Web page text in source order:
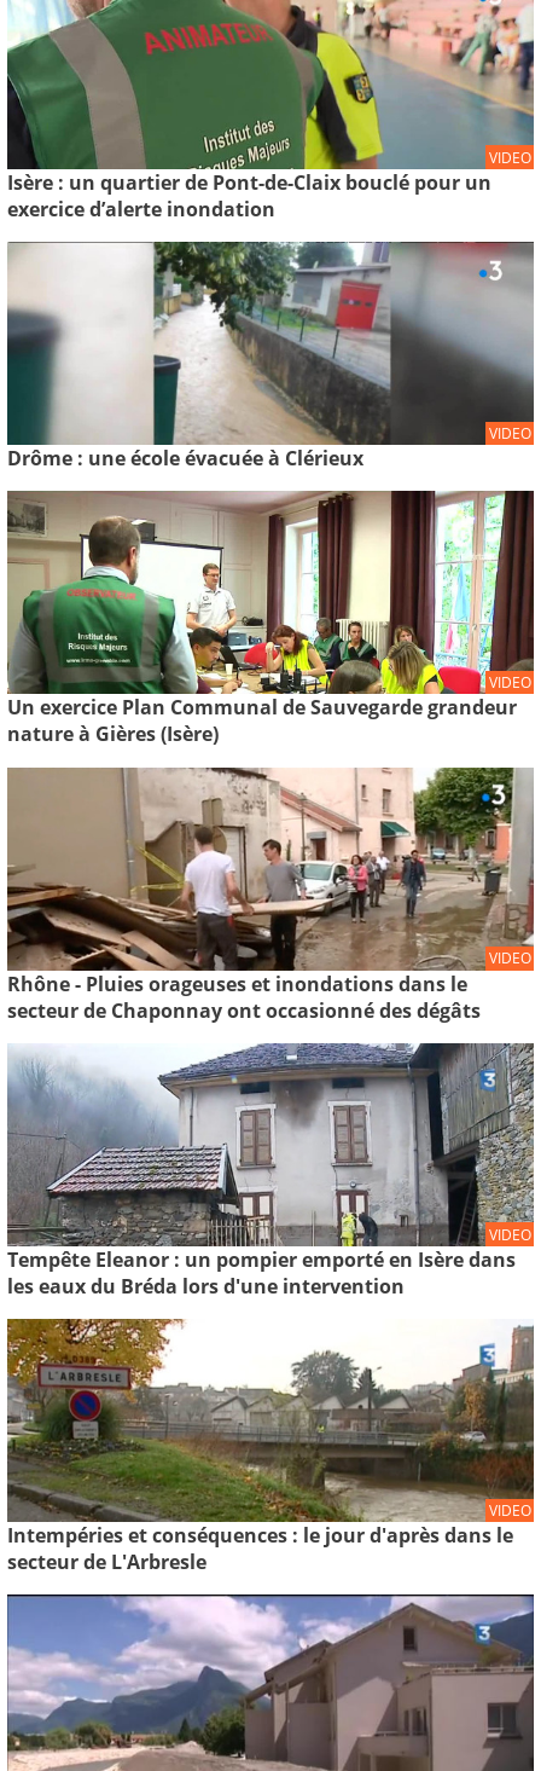
VIDEO
Isère : un quartier de Pont-de-Claix bouclé pour un
exercice d’alerte inondation
VIDEO
Drôme : une école évacuée à Clérieux
VIDEO
Un exercice Plan Communal de Sauvegarde grandeur
nature à Gières (Isère)
VIDEO
Rhône - Pluies orageuses et inondations dans le
secteur de Chaponnay ont occasionné des dégâts
VIDEO
Tempête Eleanor : un pompier emporté en Isère dans
les eaux du Bréda lors d'une intervention
VIDEO
Intempéries et conséquences : le jour d'après dans le
secteur de L'Arbresle